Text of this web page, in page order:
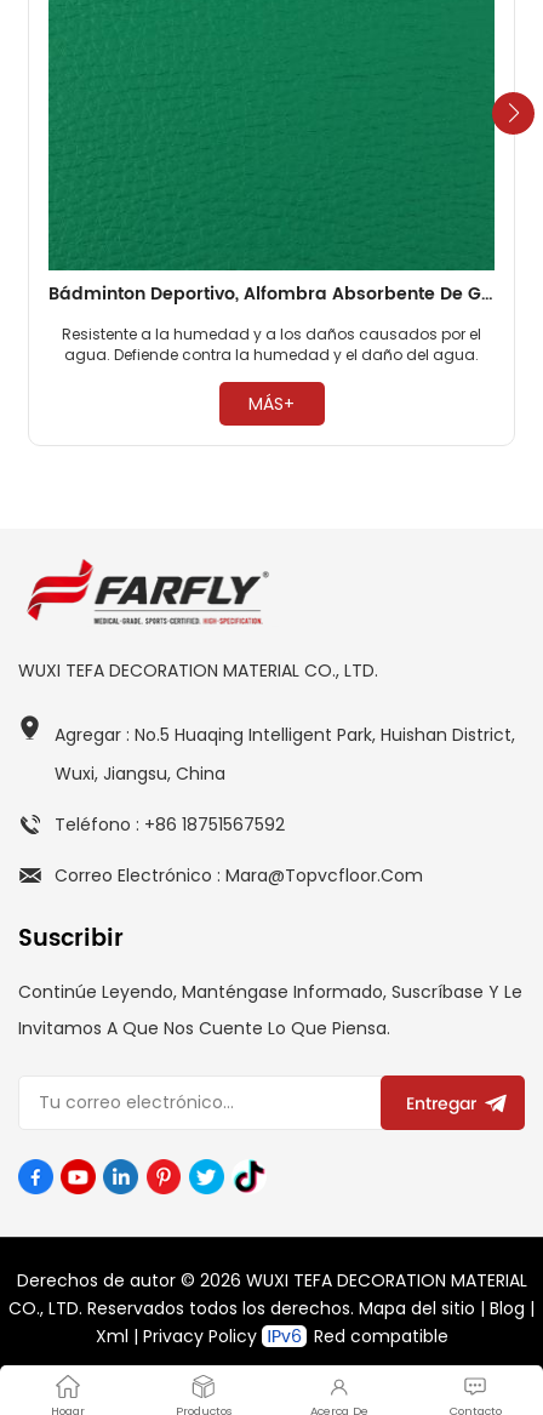
Bádminton Deportivo, Alfombra Absorbente De Golpes Para Suelo De PVC, 4,5mm, Viejo, Barato
Resistente a la humedad y a los daños causados ​​por el
agua. Defiende contra la humedad y el daño del agua.
MÁS+
WUXI TEFA DECORATION MATERIAL CO., LTD.
Agregar : No.5 Huaqing Intelligent Park, Huishan District,
Wuxi, Jiangsu, China
Teléfono : +86 18751567592
Correo Electrónico : Mara@topvcfloor.com
Suscribir
Continúe Leyendo, Manténgase Informado, Suscríbase Y Le
Invitamos A Que Nos Cuente Lo Que Piensa.
Entregar
Derechos de autor © 2026 WUXI TEFA DECORATION MATERIAL
CO., LTD. Reservados todos los derechos. Mapa del sitio | Blog |
Xml | Privacy Policy Red compatible
Hogar Productos Contacto
Acerca De